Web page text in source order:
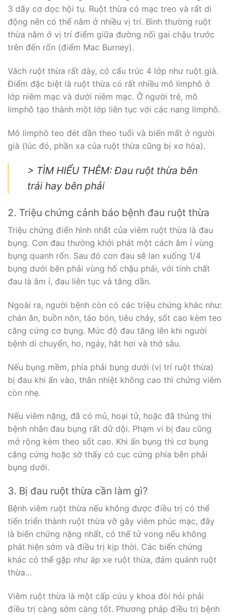
3 dãy cơ dọc hội tụ. Ruột thừa có mạc treo và rất di
động nên có thể nằm ở nhiều vị trí. Bình thường ruột
thừa nằm ở vị trí điểm giữa đường nối gai chậu trước
trên đến rốn (điểm Mac Burney).
Vách ruột thừa rất dày, có cấu trúc 4 lớp như ruột già.
Điểm đặc biệt là ruột thừa có rất nhiều mô limphô ở
lớp niêm mạc và dưới niêm mạc. Ở người trẻ, mô
limphô tạo thành một lớp liên tục với các nang limphô.
Mô limphô teo đét dần theo tuổi và biến mất ở người
già (lúc đó, phần xa của ruột thừa cũng bị xơ hóa).
> TÌM HIỂU THÊM: Đau ruột thừa bên
trái hay bên phải
2. Triệu chứng cảnh báo bệnh đau ruột thừa
Triệu chứng điển hình nhất của viêm ruột thừa là đau
bụng. Cơn đau thường khởi phát một cách âm ỉ vùng
bụng quanh rốn. Sau đó cơn đau sẽ lan xuống 1/4
bụng dưới bên phải vùng hố chậu phải, với tính chất
đau là âm ỉ, đau liên tục và tăng dần.
Ngoài ra, người bệnh còn có các triệu chứng khác như:
chán ăn, buồn nôn, táo bón, tiêu chảy, sốt cao kèm teo
căng cứng cơ bụng. Mức độ đau tăng lên khi người
bệnh di chuyển, ho, ngáy, hắt hơi và thở sâu.
Nếu bụng mềm, phía phải bụng dưới (vị trí ruột thừa)
bị đau khi ấn vào, thân nhiệt không cao thì chứng viêm
còn nhẹ.
Nếu viêm nặng, đã có mủ, hoại tử, hoặc đã thủng thì
bệnh nhân đau bụng rất dữ dội. Phạm vi bị đau cũng
mở rộng kèm theo sốt cao. Khi ấn bụng thì cơ bụng
căng cứng hoặc sờ thấy có cục cứng phía bên phải
bụng dưới.
3. Bị đau ruột thừa cần làm gì?
Bệnh viêm ruột thừa nếu không được điều trị có thể
tiến triển thành ruột thừa vỡ gây viêm phúc mạc, đây
là biến chứng nặng nhất, có thể tử vong nếu không
phát hiện sớm và điều trị kịp thời. Các biến chứng
khác có thể gặp như áp xe ruột thừa, đám quánh ruột
thừa…
Viêm ruột thừa là một cấp cứu y khoa đòi hỏi phải
điều trị càng sớm càng tốt. Phương pháp điều trị bệnh